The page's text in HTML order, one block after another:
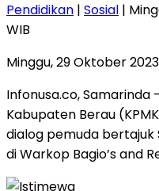
Pendidikan | Sosial |
WIB
Minggu, 29 Oktober
Infonusa.co, Samarinda
Kabupaten Berau
dialog pemuda bertajuk
di Warkop Bagio’s and